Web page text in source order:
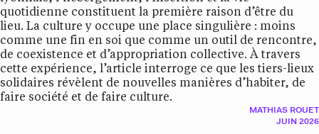
quotidienne constituent la première raison d’être du
lieu. La culture y occupe une place singulière : moins
comme une fin en soi que comme un outil de rencontre,
de coexistence et d’appropriation collective. À travers
cette expérience, l’article interroge ce que les tiers-lieux
solidaires révèlent de nouvelles manières d’habiter, de
faire société et de faire culture.
MATHIAS ROUET
JUIN 2026